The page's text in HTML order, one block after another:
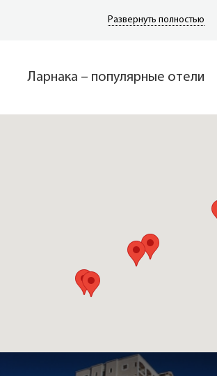
Пляжи в Ларнаке в основном песчаные,
набережная Финикудес, известная как
набережная или Пальмовая аллея. Вдоль
блюда как местной, так и европейской
На всех пляжах созданы прекрасные
водными видами спорта: виндсерфингом,
дайвингом. Дайверы имеют редкий шанс
затонувшие корабли изнутри. Так, в 1947
от берега затонул британский корабль
занимательного луна-парка.
Развернуть полностью
Ларнака – популярные отели